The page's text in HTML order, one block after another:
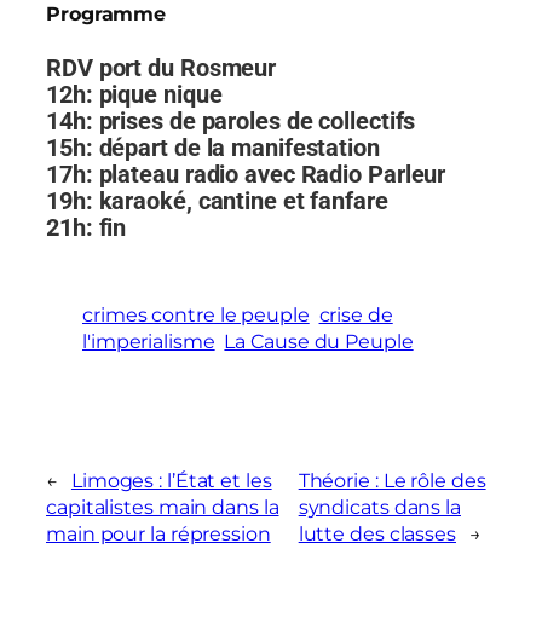
Programme
RDV port du Rosmeur
12h: pique nique
14h: prises de paroles de collectifs
15h: départ de la manifestation
17h: plateau radio avec Radio Parleur
19h: karaoké, cantine et fanfare
21h: fin
crimes contre le peuple crise de
l'imperialisme La Cause du Peuple
←
Limoges : l’État et les
capitalistes main dans la
main pour la répression
Théorie : Le rôle des
syndicats dans la
lutte des classes
→